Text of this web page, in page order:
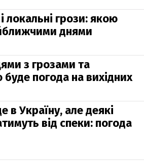
локальні грози: якою
днями
з грозами та
погода на вихідних
в Україну, але деякі
від спеки: погода